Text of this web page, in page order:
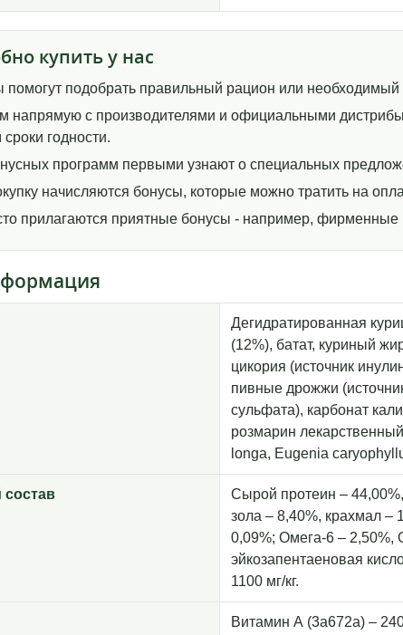
купить у нас
помогут подобрать правильный рацион или
напрямую с производителями и официальными
годности.
программ первыми узнают о специальных
начисляются бонусы, которые можно тратить на
прилагаются приятные бонусы - например,
Дегидратированная
(12%), батат, куриный
цикория (источник
пивные дрожжи
сульфата), карбонат
розмарин
longa, Eugenia
состав
Сырой протеин –
зола – 8,40%, крахмал –
0,09%; Омега-6 – 2,50%,
эйкозапентаеновая
1100 мг/кг.
Витамин А (3a672a) –